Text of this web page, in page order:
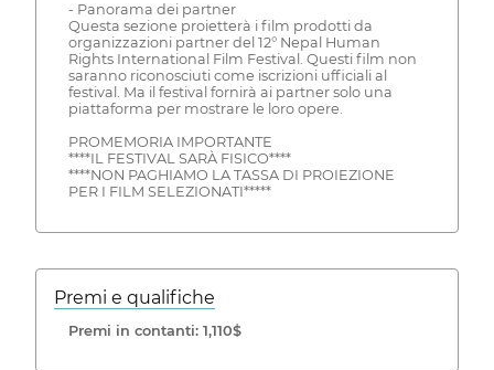
- Panorama dei partner
Questa sezione proietterà i film prodotti da
organizzazioni partner del 12° Nepal Human
Rights International Film Festival. Questi film non
saranno riconosciuti come iscrizioni ufficiali al
festival. Ma il festival fornirà ai partner solo una
piattaforma per mostrare le loro opere.
PROMEMORIA IMPORTANTE
****IL FESTIVAL SARÀ FISICO****
****NON PAGHIAMO LA TASSA DI PROIEZIONE
PER I FILM SELEZIONATI*****
Premi e qualifiche
Premi in contanti: 1,110$